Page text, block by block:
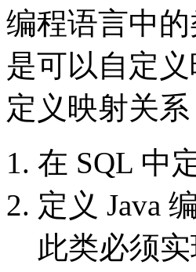
编程语言中
是可以自定
定义映射关系
在 SQL 中
定义 Java
此类必须